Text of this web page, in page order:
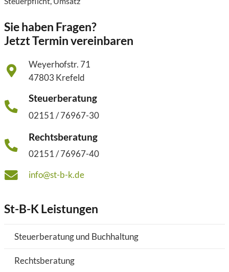
Sie haben Fragen?
Jetzt Termin vereinbaren
Weyerhofstr. 71
47803 Krefeld
Steuerberatung
02151 / 76967-30
Rechtsberatung
02151 / 76967-40
info@st-b-k.de
St-B-K Leistungen
Steuerberatung und Buchhaltung
Rechtsberatung